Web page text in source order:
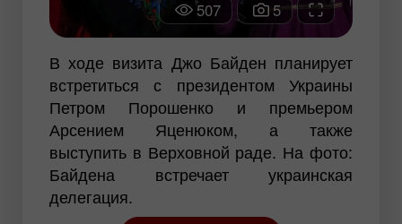
507 5
В ходе визита Джо Байден планирует
встретиться с президентом Украины
Петром Порошенко и премьером
Арсением Яценюком, а также
выступить в Верховной раде. На фото:
Байдена встречает украинская
делегация.